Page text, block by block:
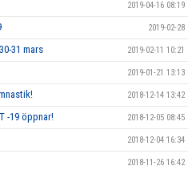
2019-04-16 08:19
2019-02-28
31 mars 2019-02-11 10:21
2019-01-21 13:13
2018-12-14 13:42
-19 öppnar! 2018-12-05 08:45
2018-12-04 16:34
2018-11-26 16:42